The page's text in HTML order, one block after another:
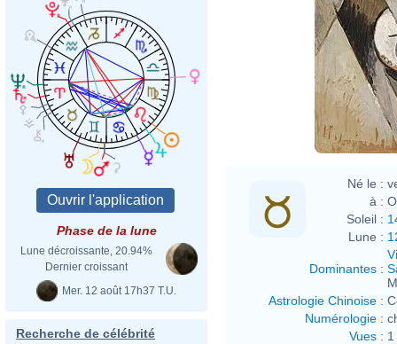
Phase de la lune
Lune décroissante, 20.94%
Dernier croissant
Mer. 12 août 17h37 T.U.
Recherche de célébrité
Né le :
à :
Soleil :
Lune :
Dominantes :
Astrologie Chinoise :
Numérologie :
Vues :